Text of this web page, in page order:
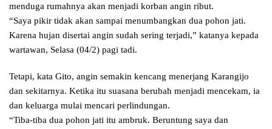
menduga rumahnya akan menjadi korban angin ribut.
“Saya pikir tidak akan sampai menumbangkan dua pohon jati.
Karena hujan disertai angin sudah sering terjadi,” katanya kepada
wartawan, Selasa (04/2) pagi tadi.
Tetapi, kata Gito, angin semakin kencang menerjang Karangijo
dan sekitarnya. Ketika itu suasana berubah menjadi mencekam, ia
dan keluarga mulai mencari perlindungan.
“Tiba-tiba dua pohon jati itu ambruk. Beruntung saya dan